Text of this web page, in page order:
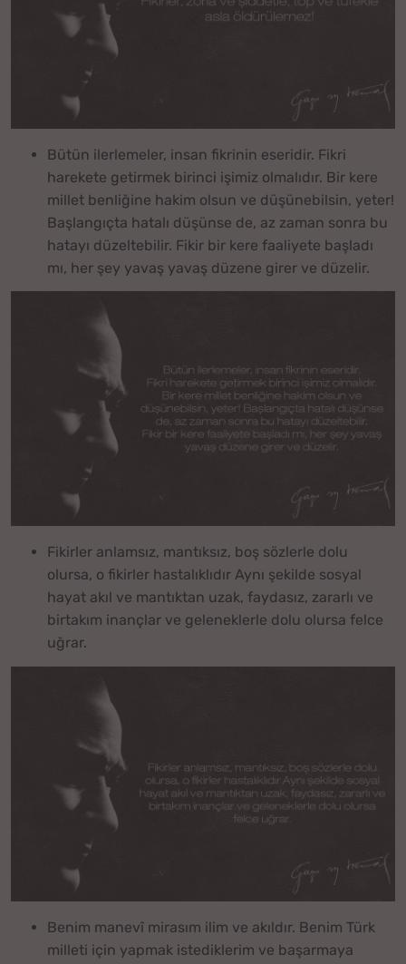
Bütün ilerlemeler, insan fikrinin eseridir. Fikri
harekete getirmek birinci işimiz olmalıdır. Bir kere
millet benliğine hakim olsun ve düşünebilsin, yeter!
Başlangıçta hatalı düşünse de, az zaman sonra bu
hatayı düzeltebilir. Fikir bir kere faaliyete başladı
mı, her şey yavaş yavaş düzene girer ve düzelir.
Fikirler anlamsız, mantıksız, boş sözlerle dolu
olursa, o fikirler hastalıklıdır Aynı şekilde sosyal
hayat akıl ve mantıktan uzak, faydasız, zararlı ve
birtakım inançlar ve geleneklerle dolu olursa felce
uğrar.
Benim manevî mirasım ilim ve akıldır. Benim Türk
milleti için yapmak istediklerim ve başarmaya